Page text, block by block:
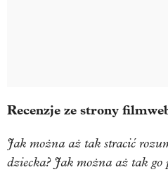
Recenzje ze strony
Jak można aż tak stracić
dziecka? Jak można aż tak go